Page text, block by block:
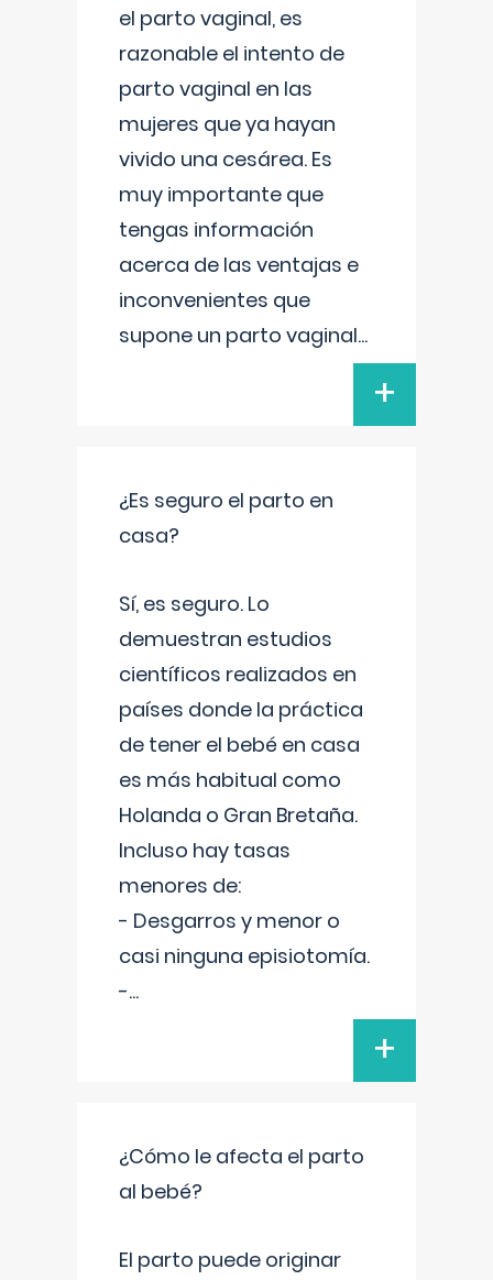
el parto vaginal, es
razonable el intento de
parto vaginal en las
mujeres que ya hayan
vivido una cesárea. Es
muy importante que
tengas información
acerca de las ventajas e
inconvenientes que
supone un parto vaginal...
+
¿Es seguro el parto en
casa?
Sí, es seguro. Lo
demuestran estudios
científicos realizados en
países donde la práctica
de tener el bebé en casa
es más habitual como
Holanda o Gran Bretaña.
Incluso hay tasas
menores de:
- Desgarros y menor o
casi ninguna episiotomía.
-...
+
¿Cómo le afecta el parto
al bebé?
El parto puede originar